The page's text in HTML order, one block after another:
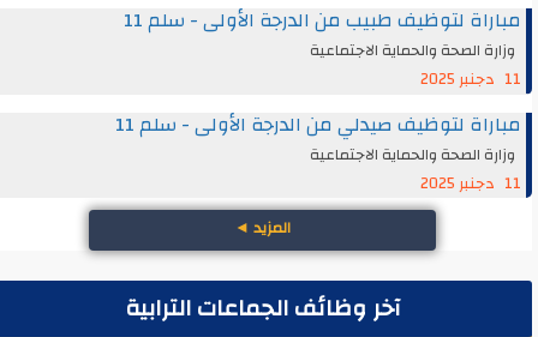
مباراة لتوظيف طبيب من الدرجة الأولى - سلم 11
وزارة الصحة والحماية الاجتماعية
11 دجنبر 2025
مباراة لتوظيف صيدلي من الدرجة الأولى - سلم 11
وزارة الصحة والحماية الاجتماعية
11 دجنبر 2025
المزيد◄
آخر وظائف الجماعات الترابية